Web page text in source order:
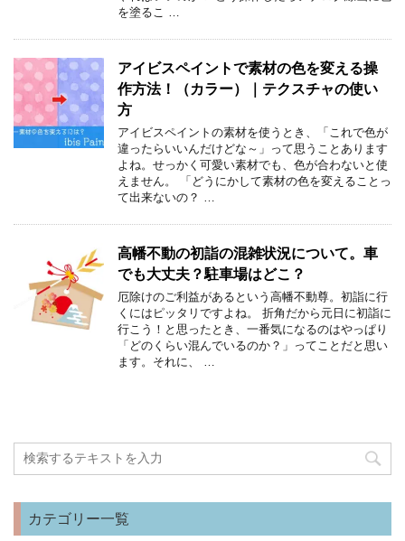
を塗るこ …
アイビスペイントで素材の色を変える操
作方法！（カラー）｜テクスチャの使い
方
アイビスペイントの素材を使うとき、「これで色が
違ったらいいんだけどな～」って思うことあります
よね。せっかく可愛い素材でも、色が合わないと使
えません。 「どうにかして素材の色を変えることっ
て出来ないの？ …
高幡不動の初詣の混雑状況について。車
でも大丈夫？駐車場はどこ？
厄除けのご利益があるという高幡不動尊。初詣に行
くにはピッタリですよね。 折角だから元日に初詣に
行こう！と思ったとき、一番気になるのはやっぱり
「どのくらい混んでいるのか？」ってことだと思い
ます。それに、 …
カテゴリー一覧